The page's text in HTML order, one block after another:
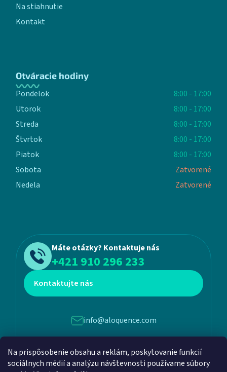
Na prispôsobenie obsahu a reklám, poskytovanie funkcií
sociálnych médií a analýzu návštevnosti používame súbory
Na stiahnutie
Kontakt
Otváracie hodiny
Pondelok
8:00 - 17:00
Utorok
8:00 - 17:00
Streda
8:00 - 17:00
Štvrtok
8:00 - 17:00
Piatok
8:00 - 17:00
Sobota
Zatvorené
Nedela
Zatvorené
Máte otázky? Kontaktuje nás
+421 910 296 233
Kontaktujte nás
info@aloquence.com
Martina Benku 6, 952 01, Vráble